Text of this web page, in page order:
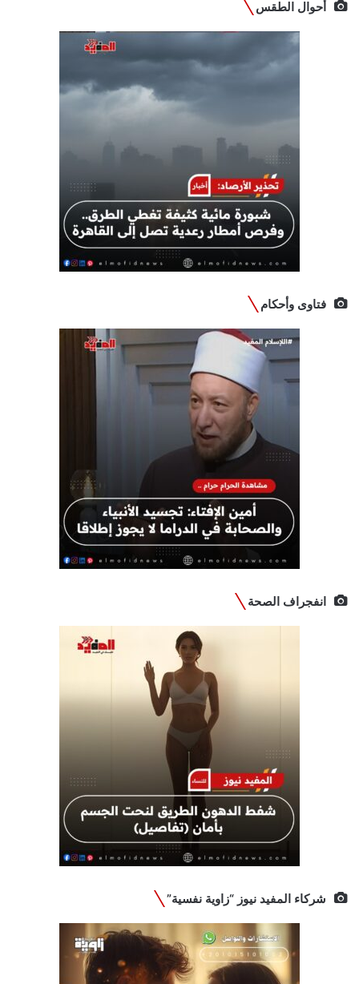
أحوال الطقس
فتاوى وأحكام
انفجراف الصحة
شركاء المفيد نيوز “زاوية نفسية”